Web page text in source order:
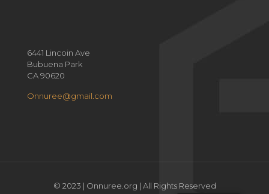
6441 Lincoin Ave
Bubuena Park
CA 90620
Onnuree@gmail.com
© 2023 | Onnuree.org | All Rights Reserved